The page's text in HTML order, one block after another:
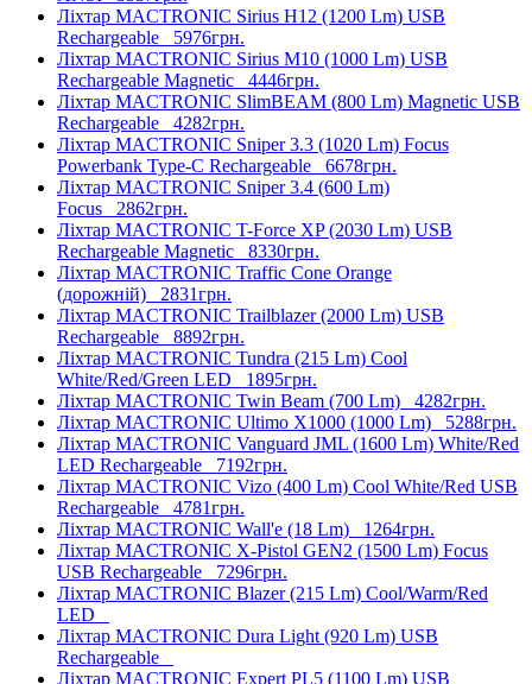
Ліхтар MACTRONIC Sirius H12 (1200 Lm) USB
Rechargeable 5976грн.
Ліхтар MACTRONIC Sirius M10 (1000 Lm) USB
Rechargeable Magnetic 4446грн.
Ліхтар MACTRONIC SlimBEAM (800 Lm) Magnetic USB
Rechargeable 4282грн.
Ліхтар MACTRONIC Sniper 3.3 (1020 Lm) Focus
Powerbank Type-C Rechargeable 6678грн.
Ліхтар MACTRONIC Sniper 3.4 (600 Lm)
Focus 2862грн.
Ліхтар MACTRONIC T-Force XP (2030 Lm) USB
Rechargeable Magnetic 8330грн.
Ліхтар MACTRONIC Traffic Cone Orange
(дорожній) 2831грн.
Ліхтар MACTRONIC Trailblazer (2000 Lm) USB
Rechargeable 8892грн.
Ліхтар MACTRONIC Tundra (215 Lm) Cool
White/Red/Green LED 1895грн.
Ліхтар MACTRONIC Twin Beam (700 Lm) 4282грн.
Ліхтар MACTRONIC Ultimo X1000 (1000 Lm) 5288грн.
Ліхтар MACTRONIC Vanguard JML (1600 Lm) White/Red
LED Rechargeable 7192грн.
Ліхтар MACTRONIC Vizo (400 Lm) Cool White/Red USB
Rechargeable 4781грн.
Ліхтар MACTRONIC Wall'e (18 Lm) 1264грн.
Ліхтар MACTRONIC X-Pistol GEN2 (1500 Lm) Focus
USB Rechargeable 7296грн.
Ліхтар MACTRONIC Blazer (215 Lm) Cool/Warm/Red
LED
Ліхтар MACTRONIC Dura Light (920 Lm) USB
Rechargeable
Ліхтар MACTRONIC Expert PL5 (1100 Lm) USB